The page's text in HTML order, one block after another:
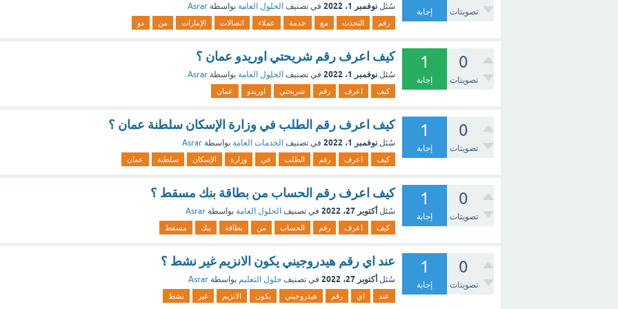
تصويتات إجابة
سُئل نوفمبر 1، 2022 في تصنيف الحلول العامة بواسطة Asrar
رقم التحدث مع خدمة عملاء اتصالات الإمارات من دو
0
تصويتات
1
إجابة
كيف اعرف رقم شريحتي اوريدو عمان ؟
سُئل نوفمبر 1، 2022 في تصنيف الحلول العامة بواسطة Asrar
كيف اعرف رقم شريحتي اوريدو عمان
0
تصويتات
1
إجابة
كيف اعرف رقم الطلب في وزارة الإسكان سلطنة عمان ؟
سُئل نوفمبر 1، 2022 في تصنيف الخدمات العامة بواسطة Asrar
كيف اعرف رقم الطلب في وزارة الإسكان سلطنة عمان
0
تصويتات
1
إجابة
كيف اعرف رقم الحساب من بطاقة بنك مسقط ؟
سُئل أكتوبر 27، 2022 في تصنيف الحلول العامة بواسطة Asrar
كيف اعرف رقم الحساب من بطاقة بنك مسقط
0
تصويتات
1
إجابة
عند اي رقم هيدروجيني يكون الانزيم غير نشط ؟
سُئل أكتوبر 27، 2022 في تصنيف حلول التعليم بواسطة Asrar
عند اي رقم هيدروجيني يكون الانزيم غير نشط